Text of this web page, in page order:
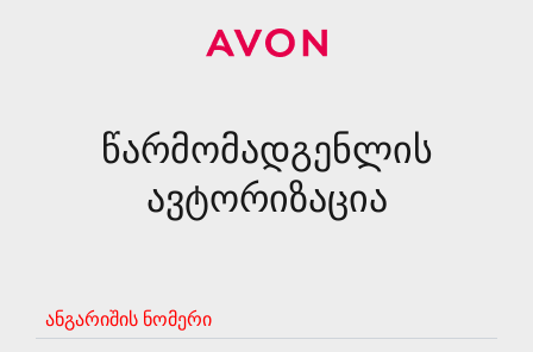
წარმომადგენლის
ავტორიზაცია
ანგარიშის ნომერი